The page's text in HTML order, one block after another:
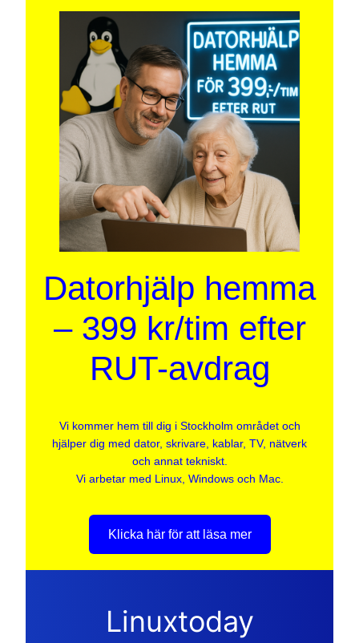
Datorhjälp hemma
– 399 kr/tim efter
RUT-avdrag
Vi kommer hem till dig i Stockholm området och
hjälper dig med dator, skrivare, kablar, TV, nätverk
och annat tekniskt.
Vi arbetar med Linux, Windows och Mac.
Klicka här för att läsa mer
Linuxtoday